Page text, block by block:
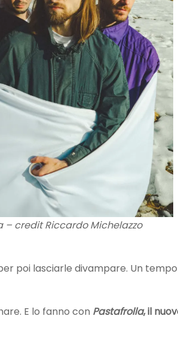
– credit Riccardo Michelazzo
poi lasciarle divampare. Un
E lo fanno con Pastafrolla, il